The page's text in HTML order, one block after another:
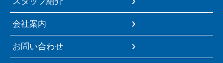
会社案内
お問い合わせ